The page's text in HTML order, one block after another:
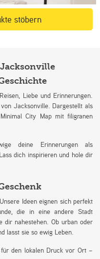
stöbern
Liebe und Erinnerungen.
Jacksonville. Dargestellt als
City Map mit filigranen
deine Erinnerungen als
dich inspirieren und hole dir
Ideen eignen sich perfekt
die in eine andere Stadt
dir nahestehen. Ob urban oder
lasst sie so ewig Leben.
den lokalen Druck vor Ort –